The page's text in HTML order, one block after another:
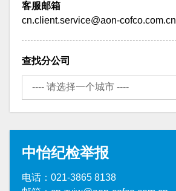
客服邮箱
cn.client.service@aon-cofco.com.cn
查找分公司
中怡纪检举报
电话：021-3865 8138